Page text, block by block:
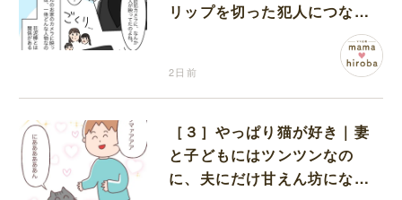
リップを切った犯人につなが
る証拠になるのか期待する
2日前
［３］やっぱり猫が好き｜妻
と子どもにはツンツンなの
に、夫にだけ甘えん坊になる